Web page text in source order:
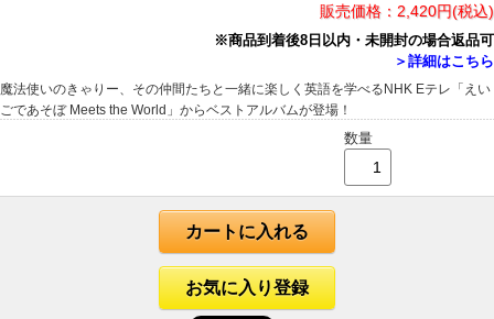
販売価格： 2,420円(税込)
※商品到着後8日以内・未開封の場合返品可
＞詳細はこちら
魔法使いのきゃりー、その仲間たちと一緒に楽しく英語を学べるNHK Eテレ「えい
ごであそぼ Meets the World」からベストアルバムが登場！
数量
カートに入れる
お気に入り登録